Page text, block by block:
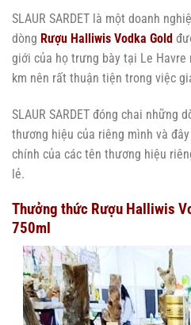
SLAUR SARDET là một doanh
dòng Rượu Halliwis Vodka Gold
giới của họ trưng bày tại Le Havre
km nên rất thuận tiện trong việc
SLAUR SARDET đóng chai những
thương hiệu của riêng mình và
chính của các tên thương hiệu
lẻ.
Thưởng thức Rượu Halliwis
750ml